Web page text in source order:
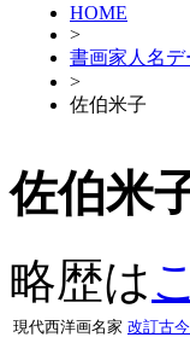
HOME
>
書画家人名
>
佐伯米子
佐伯米
略歴は
現代西洋画名家 改訂古